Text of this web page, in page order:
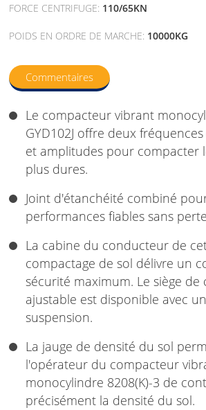
FORCE CENTRIFUGE: 110/65KN
POIDS EN ORDRE DE MARCHE: 10000KG
Commentaires
Le compacteur vibrant
GYD102J offre deux
et amplitudes pour compacter
plus dures.
Joint d'étanchéité combiné
performances fiables sans
La cabine du conducteur de
compactage de sol délivre un
sécurité maximum. Le siège de
ajustable est disponible avec
suspension.
La jauge de densité du sol
l'opérateur du compacteur
monocylindre 8208(K)-3 de
précisément la densité du sol.